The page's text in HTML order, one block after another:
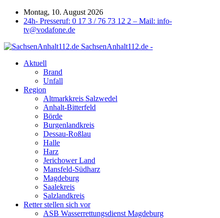
Montag, 10. August 2026
24h- Presseruf: 0 17 3 / 76 73 12 2 – Mail: info-
tv@vodafone.de
SachsenAnhalt112.de -
Aktuell
Brand
Unfall
Region
Altmarkkreis Salzwedel
Anhalt-Bitterfeld
Börde
Burgenlandkreis
Dessau-Roßlau
Halle
Harz
Jerichower Land
Mansfeld-Südharz
Magdeburg
Saalekreis
Salzlandkreis
Retter stellen sich vor
ASB Wasserrettungsdienst Magdeburg